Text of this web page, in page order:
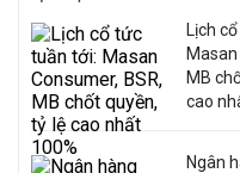
Lịch
MB
cao
Ngân